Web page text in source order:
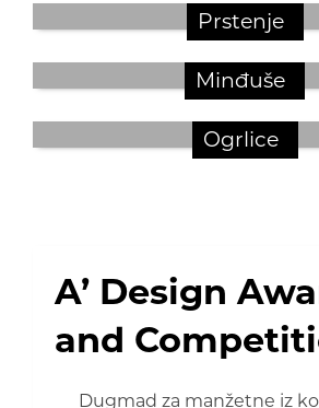
Prstenje
Minđuše
Ogrlice
A’ Design
and
Dugmad za manžetne iz